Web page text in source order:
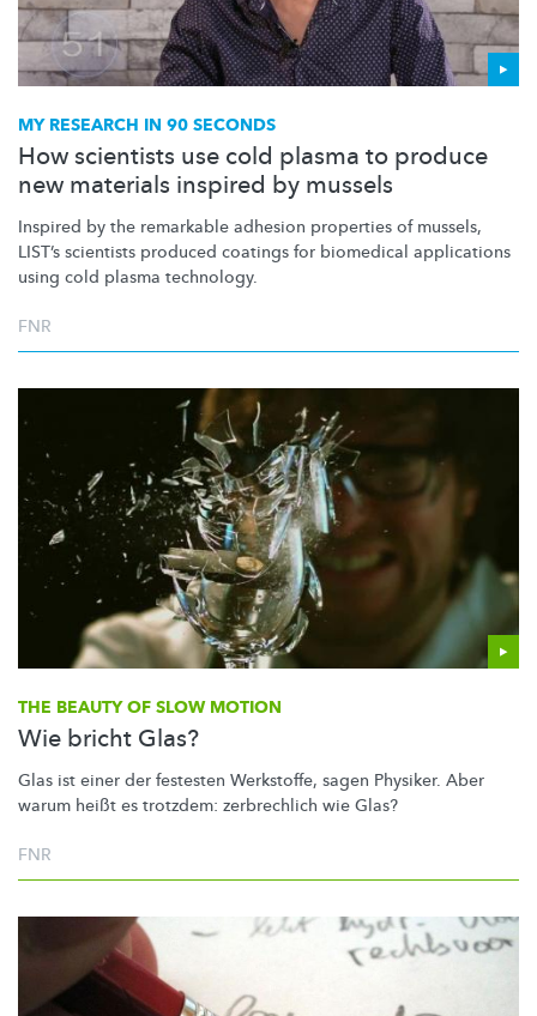
MY RESEARCH IN 90 SECONDS
How scientists use cold plasma to produce
new materials inspired by mussels
Inspired by the remarkable adhesion properties of mussels,
LIST’s scientists produced coatings for biomedical applications
using cold plasma technology.
FNR
THE BEAUTY OF SLOW MOTION
Wie bricht Glas?
Glas ist einer der festesten Werkstoffe, sagen Physiker. Aber
warum heißt es trotzdem: zerbrechlich wie Glas?
FNR